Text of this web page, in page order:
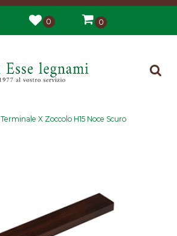
0 0
Terminale X Zoccolo H15 Noce Scuro